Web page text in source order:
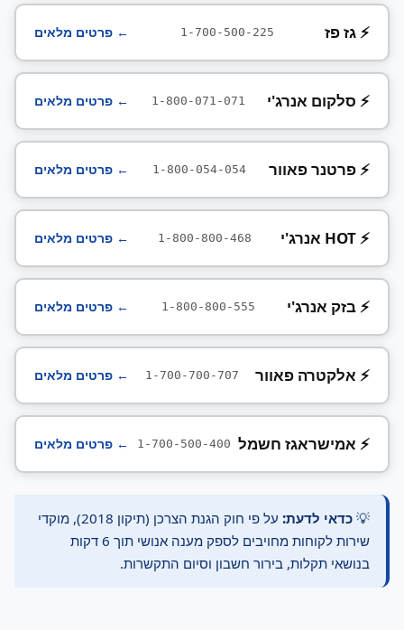
⚡ גז פז 1-700-500-225 ← פרטים מלאים
⚡ סלקום אנרג'י 1-800-071-071 ← פרטים מלאים
⚡ פרטנר פאוור 1-800-054-054 ← פרטים מלאים
⚡ HOT אנרג'י 1-800-800-468 ← פרטים מלאים
⚡ בזק אנרג'י 1-800-800-555 ← פרטים מלאים
⚡ אלקטרה פאוור 1-700-700-707 ← פרטים מלאים
⚡ אמישראגז חשמל 1-700-500-400 ← פרטים מלאים
💡 כדאי לדעת:
על פי חוק הגנת הצרכן (תיקון 2018), מוקדי
שירות לקוחות מחויבים לספק מענה אנושי תוך 6 דקות
בנושאי תקלות, בירור חשבון וסיום התקשרות.